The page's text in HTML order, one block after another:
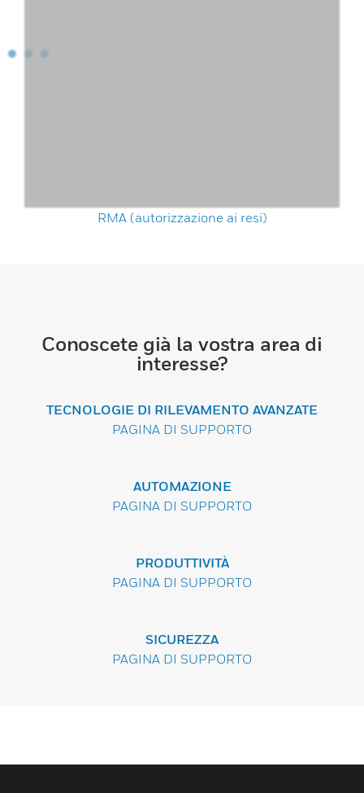
RMA (autorizzazione ai resi)
Conoscete già la vostra area di
interesse?
TECNOLOGIE DI RILEVAMENTO AVANZATE
PAGINA DI SUPPORTO
AUTOMAZIONE
PAGINA DI SUPPORTO
PRODUTTIVITÀ
PAGINA DI SUPPORTO
SICUREZZA
PAGINA DI SUPPORTO